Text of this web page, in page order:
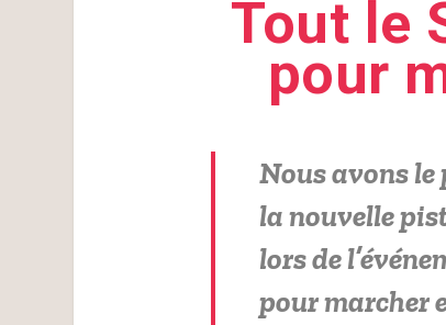
Tout le
pour
Nous avons
la nouvelle
lors de
pour marcher